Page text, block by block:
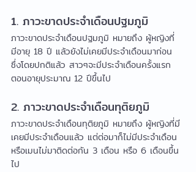
1. ภาวะขาดประจำเดือนปฐมภูมิ
ภาวะขาดประจำเดือนปฐมภูมิ หมายถึง ผู้หญิงที่
มีอายุ 18 ปี แล้วยังไม่เคยมีประจำเดือนมาก่อน
ซึ่งโดยปกติแล้ว สาวๆจะมีประจำเดือนครั้งแรก
ตอนอายุประมาณ 12 ปีขึ้นไป
2. ภาวะขาดประจำเดือนทุติยภูมิ
ภาวะขาดประจำเดือนทุติยภูมิ หมายถึง ผู้หญิงที่มี
เคยมีประจำเดือนแล้ว แต่ต่อมาก็ไม่มีประจำเดือน
หรือเมนไม่มาติดต่อกัน 3 เดือน หรือ 6 เดือนขึ้น
ไป